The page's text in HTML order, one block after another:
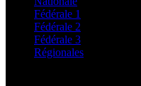
Fédérale 1
Fédérale 2
Fédérale 3
Régionales